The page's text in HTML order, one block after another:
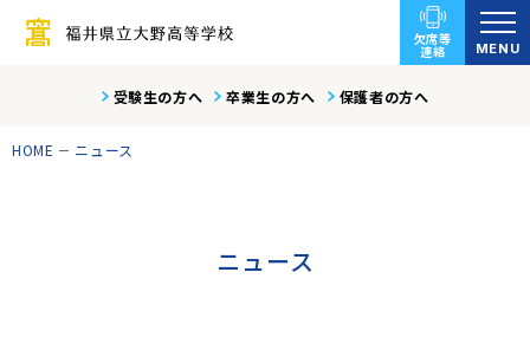
受験生の方へ 卒業生の方へ 保護者の方へ
欠席等
連絡 MENU
HOME ニュース
ニュース